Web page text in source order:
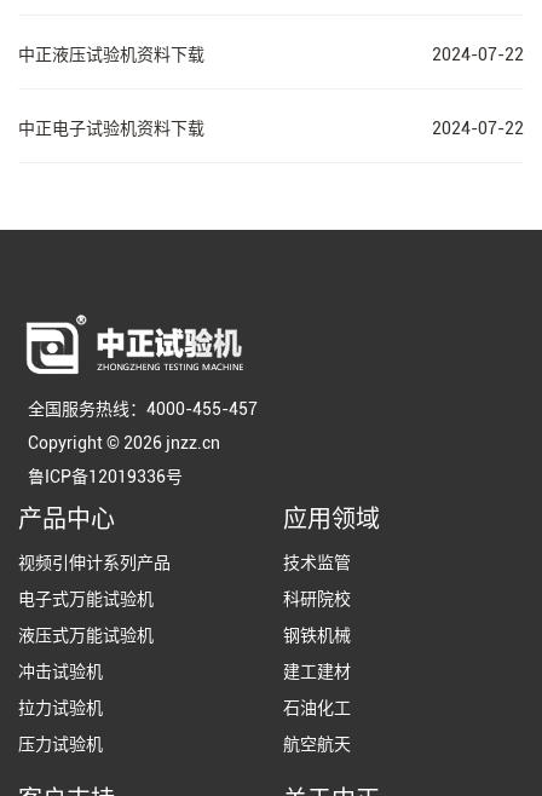
2024-07-22
中正液压试验机资料下载
2024-07-22
中正电子试验机资料下载
全国服务热线：4000-455-457
Copyright © 2026 jnzz.cn
鲁ICP备12019336号
产品中心
视频引伸计系列产品
电子式万能试验机
液压式万能试验机
冲击试验机
拉力试验机
压力试验机
应用领域
技术监管
科研院校
钢铁机械
建工建材
石油化工
航空航天